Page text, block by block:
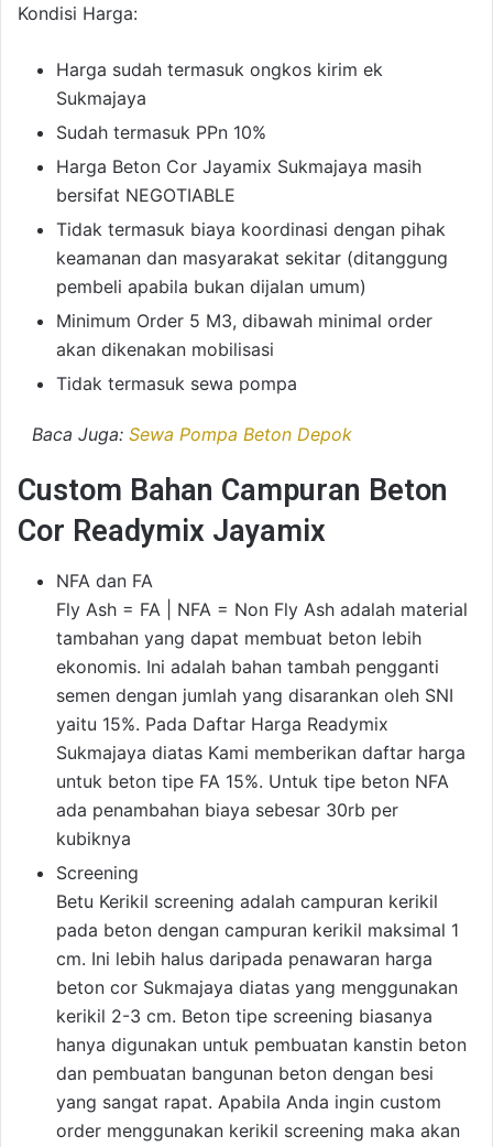
Kondisi Harga:
Harga sudah termasuk ongkos kirim ek
Sukmajaya
Sudah termasuk PPn 10%
Harga Beton Cor Jayamix Sukmajaya masih
bersifat NEGOTIABLE
Tidak termasuk biaya koordinasi dengan pihak
keamanan dan masyarakat sekitar (ditanggung
pembeli apabila bukan dijalan umum)
Minimum Order 5 M3, dibawah minimal order
akan dikenakan mobilisasi
Tidak termasuk sewa pompa
Baca Juga: Sewa Pompa Beton Depok
Custom Bahan Campuran Beton
Cor Readymix Jayamix
NFA dan FA
Fly Ash = FA | NFA = Non Fly Ash adalah material
tambahan yang dapat membuat beton lebih
ekonomis. Ini adalah bahan tambah pengganti
semen dengan jumlah yang disarankan oleh SNI
yaitu 15%. Pada Daftar Harga Readymix
Sukmajaya diatas Kami memberikan daftar harga
untuk beton tipe FA 15%. Untuk tipe beton NFA
ada penambahan biaya sebesar 30rb per
kubiknya
Screening
Betu Kerikil screening adalah campuran kerikil
pada beton dengan campuran kerikil maksimal 1
cm. Ini lebih halus daripada penawaran harga
beton cor Sukmajaya diatas yang menggunakan
kerikil 2-3 cm. Beton tipe screening biasanya
hanya digunakan untuk pembuatan kanstin beton
dan pembuatan bangunan beton dengan besi
yang sangat rapat. Apabila Anda ingin custom
order menggunakan kerikil screening maka akan